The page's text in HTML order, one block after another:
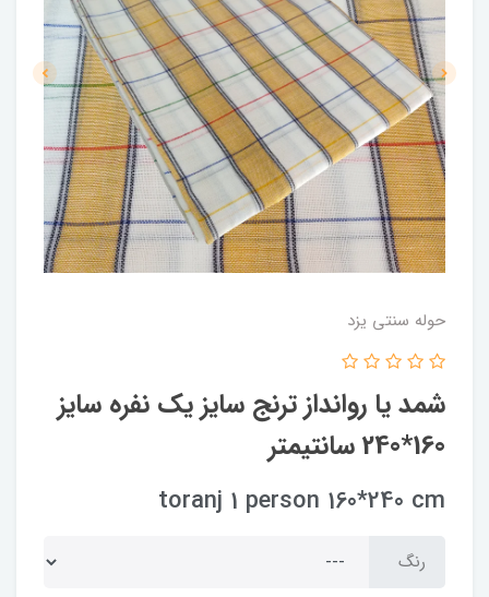
حوله سنتی یزد
شمد یا روانداز ترنج سایز یک نفره سایز
160*240 سانتیمتر
toranj 1 person 160*240 cm
رنگ